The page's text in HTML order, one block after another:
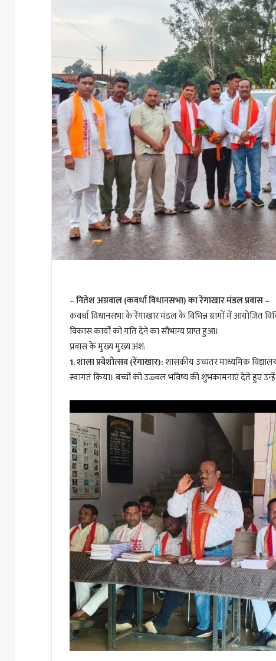
–नितेश अग्रवाल (कवर्धा विधानसभा) का रेंगाखार मंडल प्रवास –
कवर्धा विधानसभा के रेंगाखार मंडल के विभिन्न ग्रामों में आयोजित
विकास कार्यों को गति देने का सौभाग्य प्राप्त हुआ।
प्रवास के मुख्य मुख्य अंश:
1. शाला प्रवेशोत्सव (रेंगाखार):शासकीय उच्चतर माध्यमिक
स्वागत किया। बच्चों को उज्ज्वल भविष्य की शुभकामनाएं देते हुए